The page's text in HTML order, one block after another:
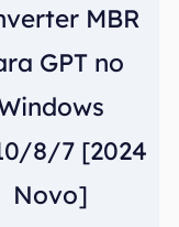
MBR
GPT no
8/7 [2024
Novo]